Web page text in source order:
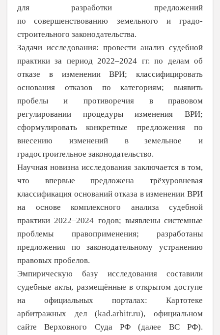
для
разработки предложений
по
совершенствованию земельного и градо­
строительного законодательства.
Задачи исследования: провести анализ судебной
практики за период 2022–2024 гг. по делам об
отказе в изменении ВРИ; клас­сифицировать
основания отказов по
катего­риям; выявить
пробелы и противоречия в
правовом
регулировании процедуры изменения ВРИ;
сформулировать конкрет­ные предложения по
внесению изменений в
земельное и
градостроительное законода­тельство.
Научная новизна исследования заключается в том,
что впервые предложена трёхуровневая
классификация оснований отказа в изменении ВРИ
на основе комплексного анализа судебной
практики 2022–2024 годов; выявлены системные
проблемы правоприменения; разработаны
предложения по законодательному устране­нию
правовых пробелов.
Эмпирическую базу исследования составили
судебные акты, размещённые в открытом доступе
на официальных порта­лах: Картотеке
арбитражных дел (kad.arbitr.ru), официальном
сайте Верхов­ного Суда РФ (далее ВС РФ).